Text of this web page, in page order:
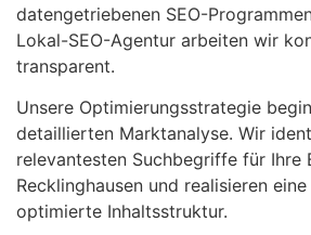
datengetriebenen SEO-
Lokal-SEO-Agentur arbeiten wir
transparent.
Unsere Optimierungsstrategie
detaillierten Marktanalyse. Wir
relevantesten Suchbegriffe für Ihre
Recklinghausen und realisieren
optimierte Inhaltsstruktur.